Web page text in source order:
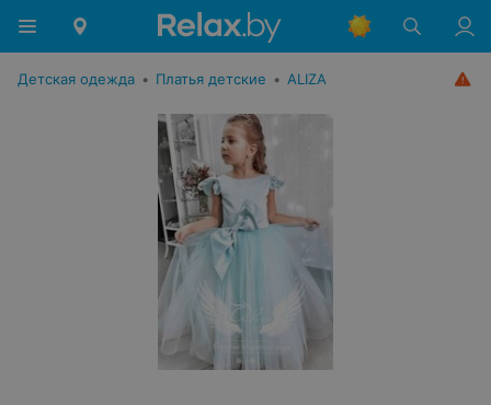
Детская одежда • Платья детские • ALIZA